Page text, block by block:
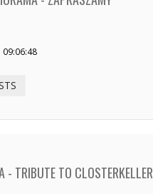
09:06:48
- TRIBUTE TO CLOSTERKELLER